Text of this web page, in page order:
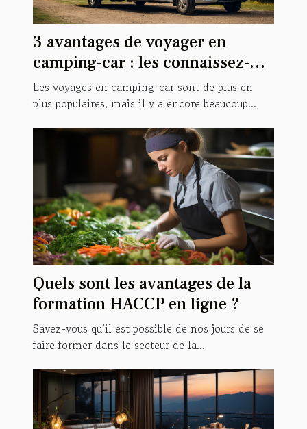
3 avantages de voyager en
camping-car : les connaissez-
vous tous ?
Les voyages en camping-car sont de plus en
plus populaires, mais il y a encore beaucoup...
Quels sont les avantages de la
formation HACCP en ligne ?
Savez-vous qu’il est possible de nos jours de se
faire former dans le secteur de la...